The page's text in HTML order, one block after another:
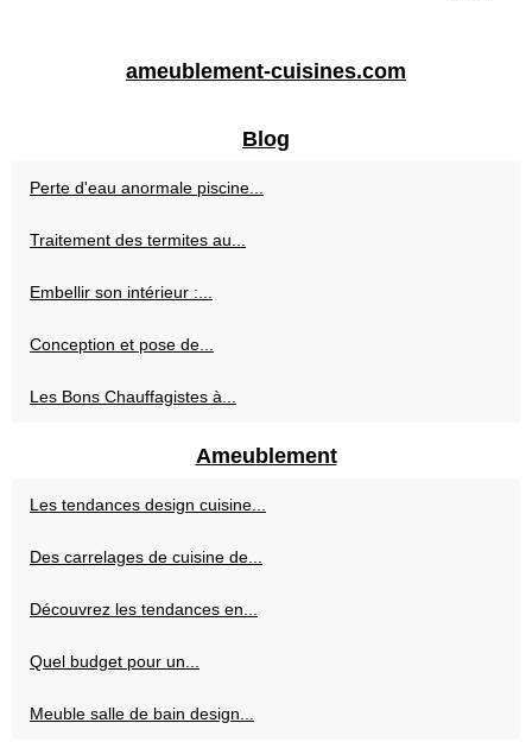
ameublement-cuisines.com
Blog
Perte d'eau anormale piscine...
Traitement des termites au...
Embellir son intérieur :...
Conception et pose de...
Les Bons Chauffagistes à...
Ameublement
Les tendances design cuisine...
Des carrelages de cuisine de...
Découvrez les tendances en...
Quel budget pour un...
Meuble salle de bain design...